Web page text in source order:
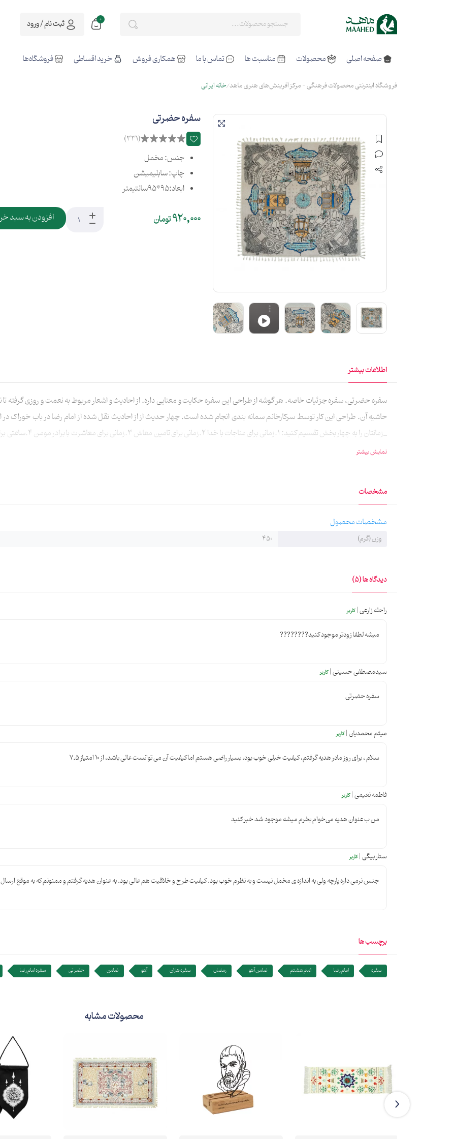
0 ثبت نام / ورود
صفحه اصلی محصولات مناسبت ها تماس با ما همکاری فروش خرید اقساطی فروشگاه‌ها
فروشگاه اینترنتی محصولات فرهنگی - مرکز آفرینش‌های هنری ماهد خانه ایرانی
سفره حضرتی
(331)
جنس: مخمل
چاپ: سابلیمیشن
ابعاد:95*95سانتیمتر
920,000تومان افزودن به سبد
اطلاعات بیشتر
سفره حضرتی، سفره جزئیات خاصه. هر گوشه از طراحی این سفره حکایت و معنایی داره. از احادیث و اشعار مربوط به نعمت و روزی گرفته
حاشیه آن. طراحی این کار توسط سرکارخانم سمانه بندی انجام شده است. چهار حدیث از از احادیث نقل شده از امام رضا در باب
_زمانتان را به چهار
ندهد در بین غذا آب نخورد. _افطاری دادن تو به برادر روزه دارت، فضیلتش بیشتر از روزه داشتن توست. _درحالی که هنوز اندک اشتهایی داری
نمک گیرت شدم زعفران سفره‌ام هم از خراسان می‌رسد
نمایش بیشتر
مشخصات
مشخصات محصول
وزن (گرم) 450
دیدگاه ها (5)
راحله زارعی |کاربر
میشه لطفا زودتر موجود کنید????????
سیدمصطفی حسینی |کاربر
سفره حضرتی
میثم محمدیان |کاربر
سلام ، برای روز مادر هدیه گرفتم، کیفیت خیلی خوب بود، بسیار راضی هستم اما کیفیت آن می توانست عالی باشد، از 10 امتیاز 7.5
فاطمه نعیمی |کاربر
من ب عنوان هدیه می‌خوام بخرم میشه موجود شد خبر کنید
ستار بیگی |کاربر
جنس نرمی داره پارچه ولی به اندازه ی مخمل نیست و به نظرم خوب بود. کیفیت طرح و خلاقیت هم عالی بود. به عنوان هدیه گرفتم و ممنونم که به موقع
برچسب ها
سفره امام رضا امام هشتم ضامن آهو رمضان سفره هازان آهو ضامن حضرتی سفره امام رضا
محصولات مشابه